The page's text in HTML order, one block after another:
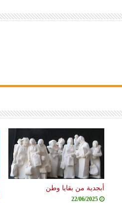
أبجدية من بقايا وطن
22/06/2025